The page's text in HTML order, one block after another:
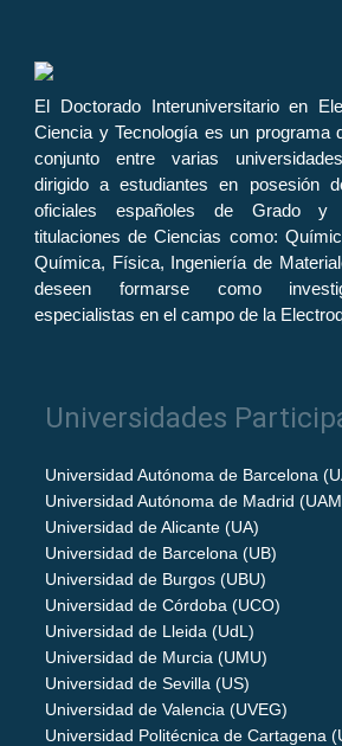
El Doctorado Interuniversitario en
Ciencia y Tecnología es un programa
conjunto entre varias
dirigido a estudiantes en posesión
oficiales españoles de Grado y
titulaciones de Ciencias como:
Química, Física, Ingeniería de
deseen formarse como
especialistas en el campo de la
Universidades
Universidad Autónoma de Barcelona
Universidad Autónoma de Madrid
Universidad de Alicante (UA)
Universidad de Barcelona (UB)
Universidad de Burgos (UBU)
Universidad de Córdoba (UCO)
Universidad de Lleida (UdL)
Universidad de Murcia (UMU)
Universidad de Sevilla (US)
Universidad de Valencia (UVEG)
Universidad Politécnica de Cartagena